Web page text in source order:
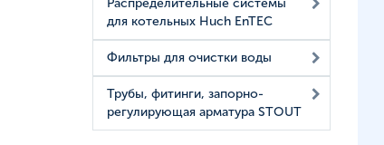
Распределительные системы
для котельных Huch EnTEC
Фильтры для очистки воды
Трубы, фитинги, запорно-
регулирующая арматура STOUT